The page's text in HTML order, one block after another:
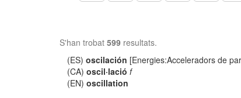
S'han trobat 599 resultats.
(ES)oscilación [Energies:Acceleradors de
(CA)oscil·lació f
(EN)oscillation